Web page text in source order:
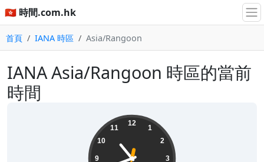
🇭🇰 時間.com.hk
首頁 IANA 時區 Asia/Rangoon
IANA Asia/Rangoon 時區的當前
時間
12
1
2
3
9
10
11